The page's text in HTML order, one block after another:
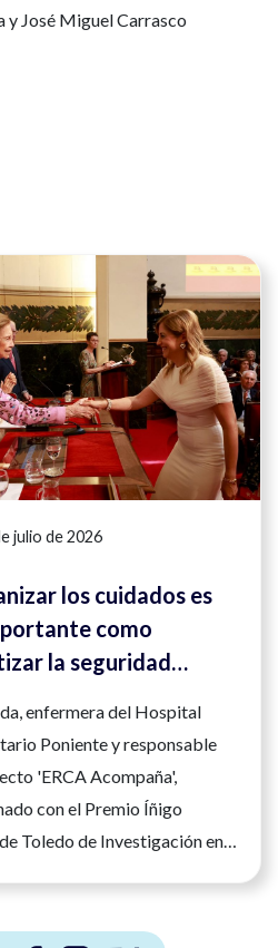
y José Miguel Carrasco
julio de 2026
los cuidados es
como
la seguridad
enfermera del Hospital
Poniente y responsable
'ERCA Acompaña',
con el Premio Íñigo
Toledo de Investigación en
a los pacientes renales
Ver noticia